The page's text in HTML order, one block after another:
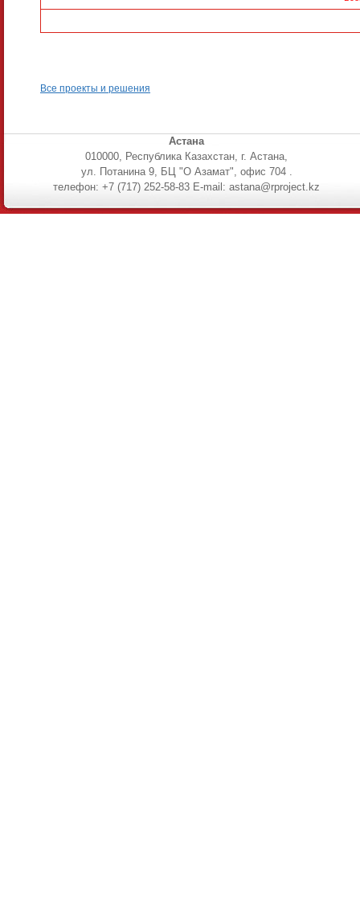
Все проекты и решения
Астана
010000, Республика Казахстан, г. Астана,
ул. Потанина 9, БЦ "О Азамат", офис 704 .
телефон: +7 (717) 252-58-83 E-mail: astana@rproject.kz